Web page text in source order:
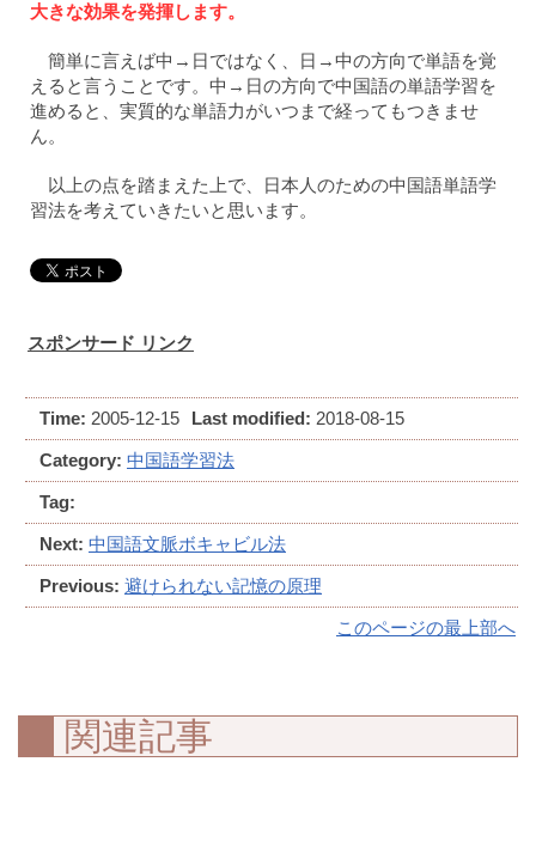
大きな効果を発揮します。
簡単に言えば中→日ではなく、日→中の方向で単語を覚
えると言うことです。中→日の方向で中国語の単語学習を
進めると、実質的な単語力がいつまで経ってもつきませ
ん。
以上の点を踏まえた上で、日本人のための中国語単語学
習法を考えていきたいと思います。
スポンサード リンク
Time: 2005-12-15 Last modified: 2018-08-15
Category: 中国語学習法
Tag:
Next: 中国語文脈ボキャビル法
Previous: 避けられない記憶の原理
このページの最上部へ
関連記事